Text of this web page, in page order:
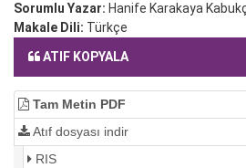
Sorumlu Yazar: Hanife Karakaya
Makale Dili: Türkçe
ATIF KOPYALA
Tam Metin PDF
Atıf dosyası indir
RIS